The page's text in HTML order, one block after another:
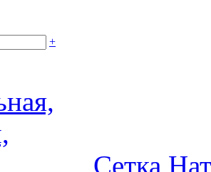
+
Сетка